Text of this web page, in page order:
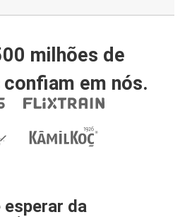
milhões de
em nós.
esperar da